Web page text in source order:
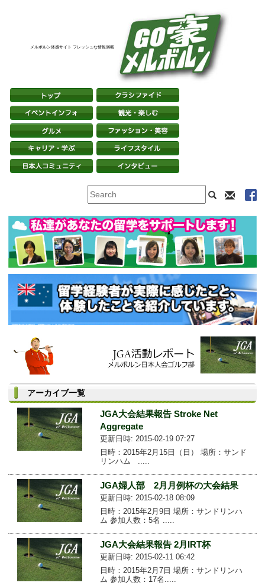
メルボルン体感サイト フレッシュな情報満載
アーカイブ一覧
JGA大会結果報告 Stroke Net
Aggregate
更新日時: 2015-02-19 07:27
日時：2015年2月15日（日） 場所：サンド
リンハム .....
JGA婦人部 2月月例杯の大会結果
更新日時: 2015-02-18 08:09
日時：2015年2月9日 場所：サンドリンハ
ム 参加人数：5名 .....
JGA大会結果報告 2月IRT杯
更新日時: 2015-02-11 06:42
日時：2015年2月7日 場所：サンドリンハ
ム 参加人数：17名.....